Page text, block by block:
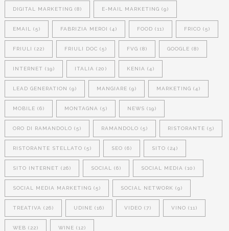
DIGITAL MARKETING (8) E-MAIL MARKETING (9)
EMAIL (5) FABRIZIA MEROI (4) FOOD (11) FRICO (5)
FRIULI (22) FRIULI DOC (5) FVG (8) GOOGLE (8)
INTERNET (19) ITALIA (20) KENIA (4)
LEAD GENERATION (9) MANGIARE (9) MARKETING (4)
MOBILE (6) MONTAGNA (5) NEWS (19)
ORO DI RAMANDOLO (5) RAMANDOLO (5) RISTORANTE (5)
RISTORANTE STELLATO (5) SEO (6) SITO (24)
SITO INTERNET (26) SOCIAL (6) SOCIAL MEDIA (10)
SOCIAL MEDIA MARKETING (5) SOCIAL NETWORK (9)
TREATIVA (26) UDINE (16) VIDEO (7) VINO (11)
WEB (22) WINE (12)